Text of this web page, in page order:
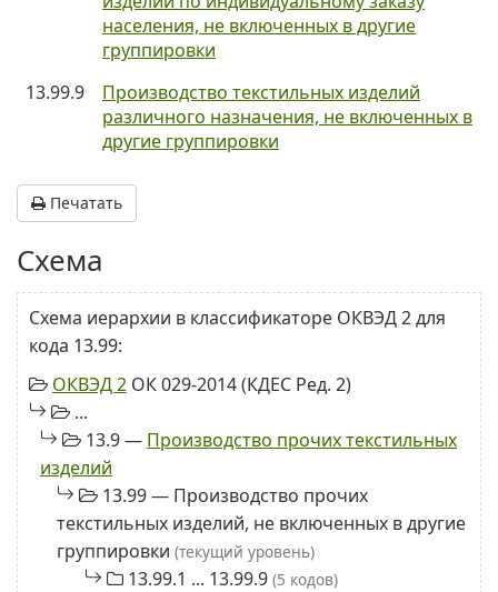
населения, не включенных в другие
группировки
13.99.9
Производство текстильных изделий
различного назначения, не включенных в
другие группировки
Печатать
Схема
Схема иерархии в классификаторе ОКВЭД 2 для
кода 13.99:
ОКВЭД 2 ОК 029-2014 (КДЕС Ред. 2)
...
13.9 — Производство прочих текстильных
изделий
13.99 — Производство прочих
текстильных изделий, не включенных в другие
группировки (текущий уровень)
13.99.1 ... 13.99.9 (5 кодов)